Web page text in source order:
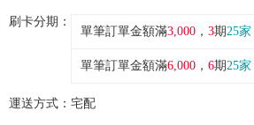
刷卡分期：
單筆訂單金額滿3,000 ， 3期25家
單筆訂單金額滿6,000 ， 6期25家
運送方式： 宅配